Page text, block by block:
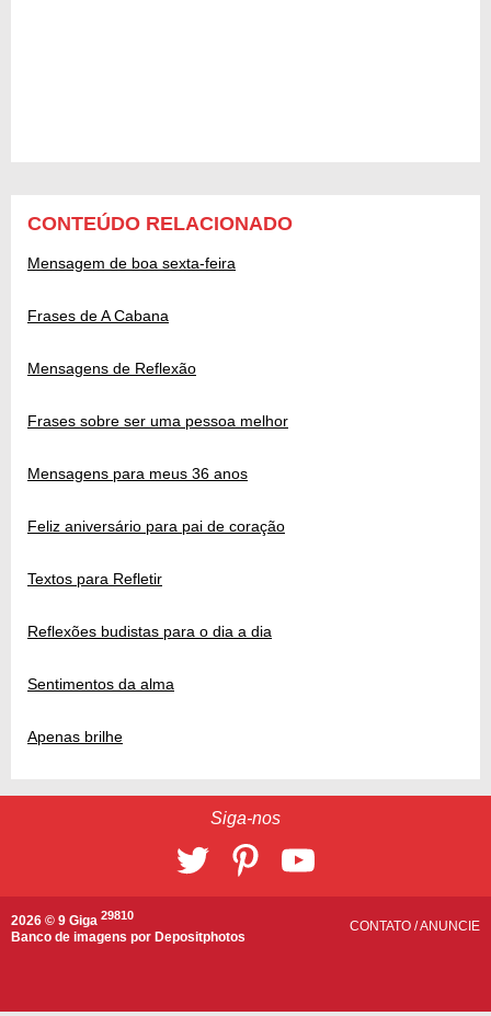
CONTEÚDO RELACIONADO
Mensagem de boa sexta-feira
Frases de A Cabana
Mensagens de Reflexão
Frases sobre ser uma pessoa melhor
Mensagens para meus 36 anos
Feliz aniversário para pai de coração
Textos para Refletir
Reflexões budistas para o dia a dia
Sentimentos da alma
Apenas brilhe
Siga-nos
2026 © 9 Giga 29810
Banco de imagens por Depositphotos
CONTATO /ANUNCIE